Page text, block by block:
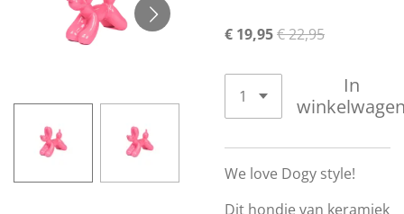
€ 19,95€ 22,95
In
We love Dogy style!
Dit hondje van keramiek